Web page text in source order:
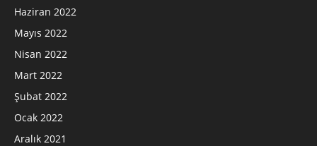
Haziran 2022
Mayıs 2022
Nisan 2022
Mart 2022
Şubat 2022
Ocak 2022
Aralık 2021